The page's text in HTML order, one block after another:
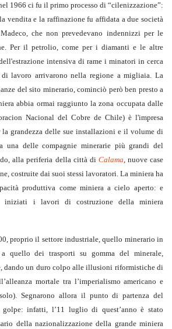
1966 ci fu il primo processo di “cilenizzazione”:
vendita e la raffinazione fu affidata a due società
che non prevedevano indennizzi per le
Per il petrolio, come per i diamanti e le altre
intensiva di rame i minatori in cerca
lavoro arrivarono nella regione a migliaia. La
del sito minerario, cominciò però ben presto a
abbia ormai raggiunto la zona occupata dalle
Nacional del Cobre de Chile) è l'impresa
la grandezza delle sue installazioni e il volume di
una delle compagnie minerarie più grandi del
alla periferia della città di Calama,nuove case
costruite dai suoi stessi lavoratori. La miniera ha
produttiva come miniera a cielo aperto: e
iniziati i lavori di costruzione della miniera
proprio il settore industriale, quello minerario in
quello dei trasporti su gomma del minerale,
dando un duro colpo alle illusioni riformistiche di
mortale tra l’imperialismo americano e
Segnarono allora il punto di partenza del
infatti, l’11 luglio di quest’anno è stato
della nazionalizzazione della grande miniera